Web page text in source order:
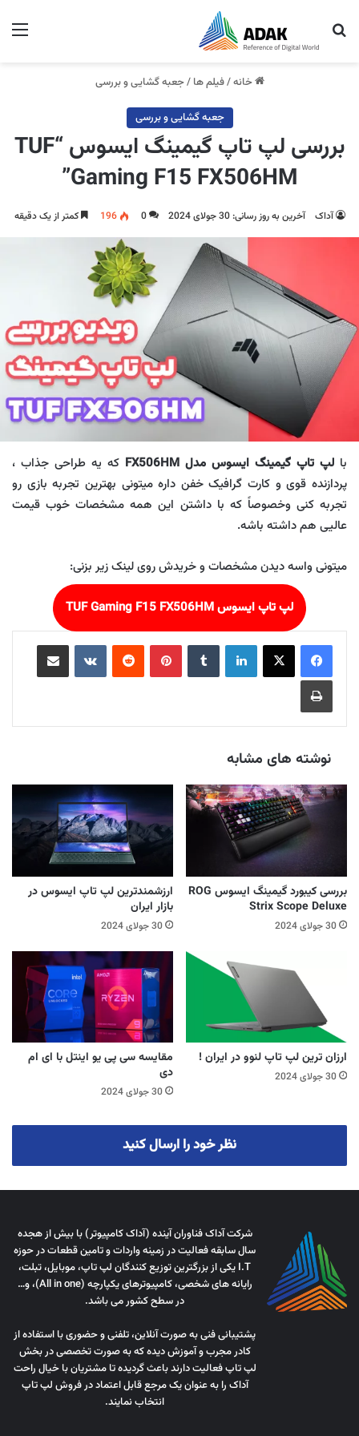
جستجو برای
خانه/فیلم ها /جعبه گشایی و بررسی
جعبه گشایی و بررسی
بررسی لپ تاپ گیمینگ ایسوس “TUF
Gaming F15 FX506HM”
آداک آخرین به روز رسانی: 30 جولای 2024 0
196 کمتر از یک دقیقه
با لپ تاپ گیمینگ ایسوس مدل FX506HM
که یه طراحی جذاب ،
پردازنده قوی و کارت گرافیک خفن داره میتونی بهترین تجربه بازی رو
تجربه کنی وخصوصاً که با داشتن این همه مشخصات خوب قیمت
عالیی هم داشته باشه.
میتونی واسه دیدن مشخصات و خریدش روی لینک زیر بزنی:
لپ تاپ ایسوس TUF Gaming F15 FX506HM
لینکدین ‫پین‌ترست ‫رددیت
چاپ
نوشته های مشابه
بررسی کیبورد گیمینگ ایسوس ROG
Strix Scope Deluxe
30 جولای 2024
ارزشمندترین لپ تاپ ایسوس در
بازار ایران
30 جولای 2024
ارزان ترین لپ تاپ لنوو در ایران !
30 جولای 2024
مقایسه سی پی یو اینتل با ای ام
دی
30 جولای 2024
نظر خود را ارسال کنید
شرکت آداک فناوران آینده (آداک کامپیوتر) با بیش از هجده
سال سابقه فعالیت در زمینه واردات و تامین قطعات در حوزه
I.T یکی از بزرگترین توزیع کنندگان لپ تاپ، موبایل، تبلت،
رایانه های شخصی، کامپیوترهای یکپارچه (All in one)، و…
در سطح کشور می باشد.
پشتیبانی فنی به صورت آنلاین، تلفنی و حضوری با استفاده از
کادر مجرب و آموزش دیده که به صورت تخصصی در بخش
لپ تاپ فعالیت دارند باعث گردیده تا مشتریان با خیال راحت
آداک را به عنوان یک مرجع قابل اعتماد در فروش لپ تاپ
انتخاب نمایند.